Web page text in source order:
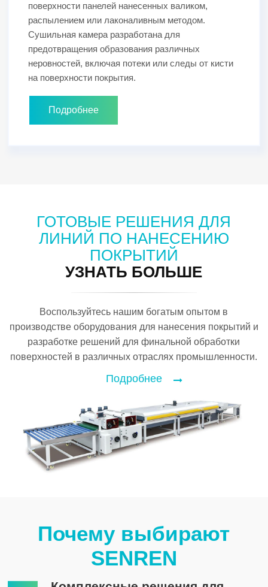
поверхности панелей нанесенных валиком,
распылением или лаконаливным методом.
Сушильная камера разработана для
предотвращения образования различных
неровностей, включая потеки или следы от кисти
на поверхности покрытия.
Подробнее
ГОТОВЫЕ РЕШЕНИЯ ДЛЯ
ЛИНИЙ ПО НАНЕСЕНИЮ
ПОКРЫТИЙ
УЗНАТЬ БОЛЬШЕ
Воспользуйтесь нашим богатым опытом в
производстве оборудования для нанесения покрытий и
разработке решений для финальной обработки
поверхностей в различных отраслях промышленности.
Подробнее
Почему выбирают
SENREN